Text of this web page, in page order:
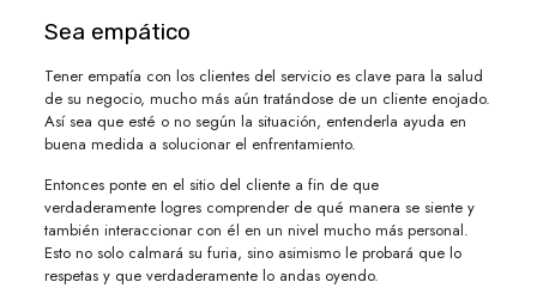
Sea empático
Tener empatía con los clientes del servicio es clave para la salud
de su negocio, mucho más aún tratándose de un cliente enojado.
Así sea que esté o no según la situación, entenderla ayuda en
buena medida a solucionar el enfrentamiento.
Entonces ponte en el sitio del cliente a fin de que
verdaderamente logres comprender de qué manera se siente y
también interaccionar con él en un nivel mucho más personal.
Esto no solo calmará su furia, sino asimismo le probará que lo
respetas y que verdaderamente lo andas oyendo.